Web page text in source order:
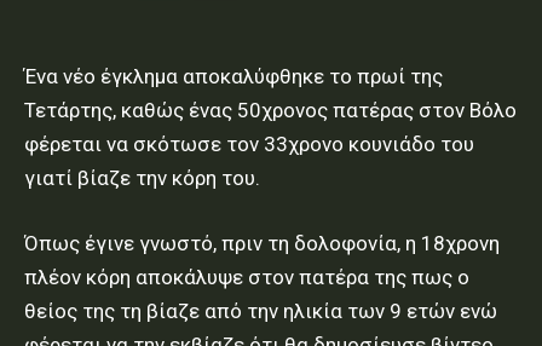
Ένα νέο έγκλημα αποκαλύφθηκε το πρωί της
Τετάρτης, καθώς ένας 50χρονος πατέρας στον Βόλο
φέρεται να σκότωσε τον 33χρονο κουνιάδο του
γιατί βίαζε την κόρη του.
Όπως έγινε γνωστό, πριν τη δολοφονία, η 18χρονη
πλέον κόρη αποκάλυψε στον πατέρα της πως ο
θείος της τη βίαζε από την ηλικία των 9 ετών ενώ